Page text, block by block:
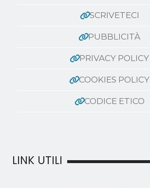
SCRIVETECI
PUBBLICITÀ
PRIVACY POLICY
COOKIES POLICY
CODICE ETICO
LINK UTILI